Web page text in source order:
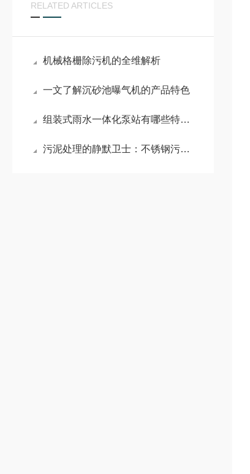
RELATED ARTICLES
机械格栅除污机的全维解析
一文了解沉砂池曝气机的产品特色
组装式雨水一体化泵站有哪些特点呢？来看看吧
污泥处理的静默卫士：不锈钢污泥回流泵